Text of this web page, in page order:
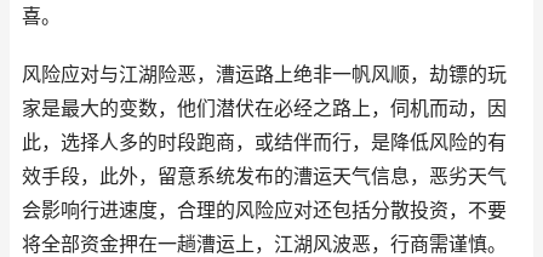
喜。
风险应对与江湖险恶，漕运路上绝非一帆风顺，劫镖的玩
家是最大的变数，他们潜伏在必经之路上，伺机而动，因
此，选择人多的时段跑商，或结伴而行，是降低风险的有
效手段，此外，留意系统发布的漕运天气信息，恶劣天气
会影响行进速度，合理的风险应对还包括分散投资，不要
将全部资金押在一趟漕运上，江湖风波恶，行商需谨慎。